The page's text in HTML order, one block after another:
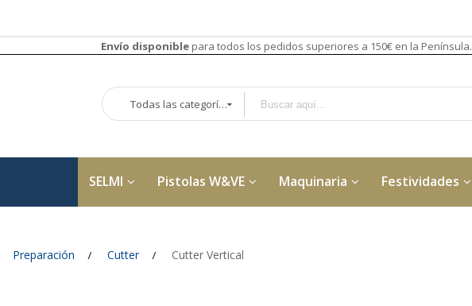
Envío disponible para todos los pedidos superiores a 150€ en la Península.
Todas las categorías
SELMI Pistolas W&VE Maquinaria Festividades
Preparación Cutter Cutter Vertical